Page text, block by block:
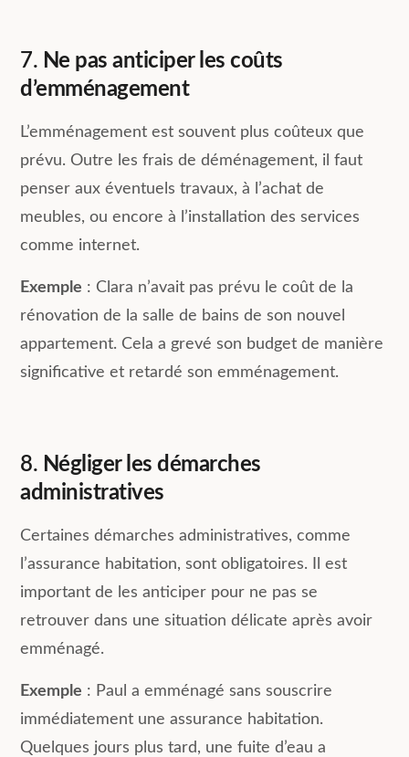
7. Ne pas anticiper les coûts
d’emménagement
L’emménagement est souvent plus coûteux que
prévu. Outre les frais de déménagement, il faut
penser aux éventuels travaux, à l’achat de
meubles, ou encore à l’installation des services
comme internet.
Exemple : Clara n’avait pas prévu le coût de la
rénovation de la salle de bains de son nouvel
appartement. Cela a grevé son budget de manière
significative et retardé son emménagement.
8. Négliger les démarches
administratives
Certaines démarches administratives, comme
l’assurance habitation, sont obligatoires. Il est
important de les anticiper pour ne pas se
retrouver dans une situation délicate après avoir
emménagé.
Exemple : Paul a emménagé sans souscrire
immédiatement une assurance habitation.
Quelques jours plus tard, une fuite d’eau a